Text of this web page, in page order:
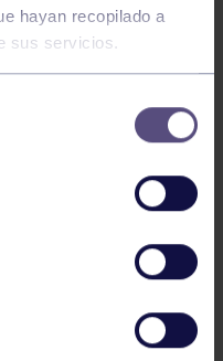
hayan recopilado a
sus servicios.
DE LA SECCIÓN